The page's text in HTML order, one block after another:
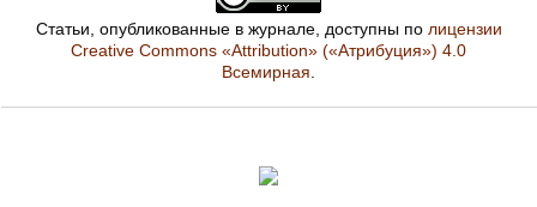
Статьи, опубликованные в журнале, доступны по лицензии
Creative Commons «Attribution» («Атрибуция») 4.0
Всемирная